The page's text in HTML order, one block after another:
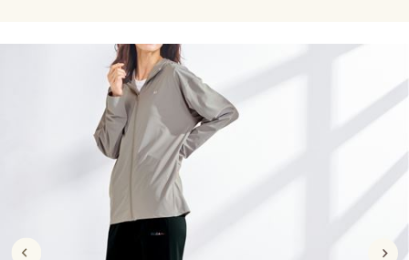
ジュニア・ティーンズ下着
メンズファッション
家電・雑貨すべて
キッチン・雑貨・日用品
寝具・インテリア・家具
寝具・インテリア・家具通販すべて
美容・健康
美容・健康通販すべて
美容・健康・サプリメント
制服・スクール
制服・スクールすべて
大きいサイズ
ジュニア・ティーンズ下着
キッチン・雑貨・日用品
寝具・インテリア・家具通販すべて
カーテン・ラグ・ファブリック
美容・健康通販すべて
美容・健康・サプリメント
制服・スクール
制服・スクールすべて
大きいサイズ通販すべて